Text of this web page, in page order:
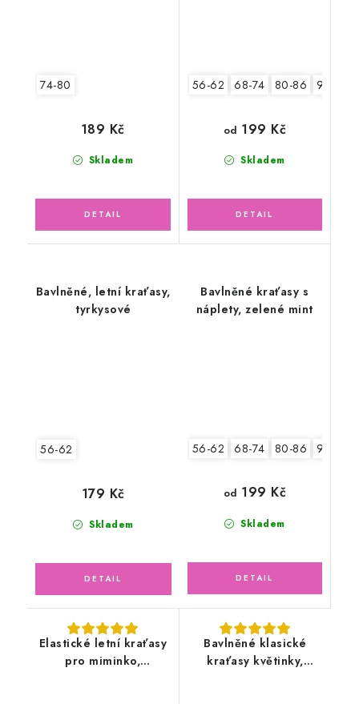
74-80
Skladem
189 Kč
56-62 68-74 80-86 92-98
Skladem
od 199 Kč
Bavlněné, letní kraťasy,
tyrkysové
56-62
Skladem
179 Kč
Bavlněné kraťasy s
náplety, zelené mint
56-62 68-74 80-86 92-98
Skladem
od 199 Kč
Elastické letní kraťasy
pro miminko,
Bavlněné klasické
kraťasy květinky,